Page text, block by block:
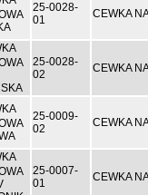
25-0028-
01
CEWKA
25-0028-
02
CEWKA
25-0009-
02
CEWKA
25-0007-
01
CEWKA